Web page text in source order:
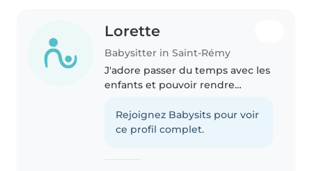
Lorette
Babysitter in Saint-Rémy
J'adore passer du temps avec les
enfants et pouvoir rendre
baby sitteuse et tout c'est très
bien suis en seconde général et
Rejoignez Babysits pour voir
ce profil complet.